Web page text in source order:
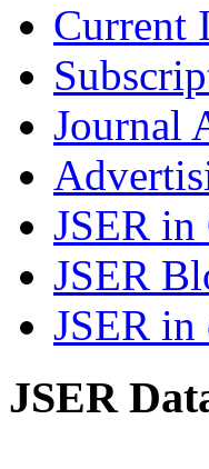
Current
Journal
JSER in
JSER
JSER in
JSER